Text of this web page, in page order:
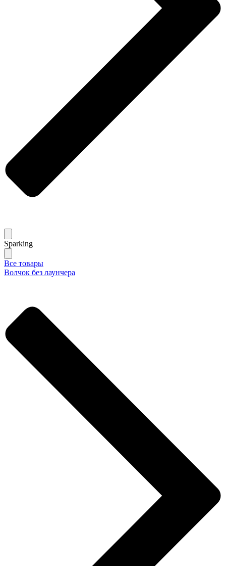
Sparking
Все товары
Волчок без лаунчера